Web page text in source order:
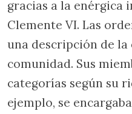
gracias a la enérgica
Clemente VI. Las
una descripción de
comunidad. Sus
categorías según su
ejemplo, se